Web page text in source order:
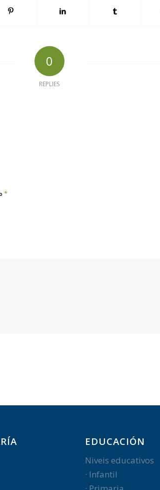
0
REPLIES
*
EDUCACIÓN
Niveis educativos
· Infantil